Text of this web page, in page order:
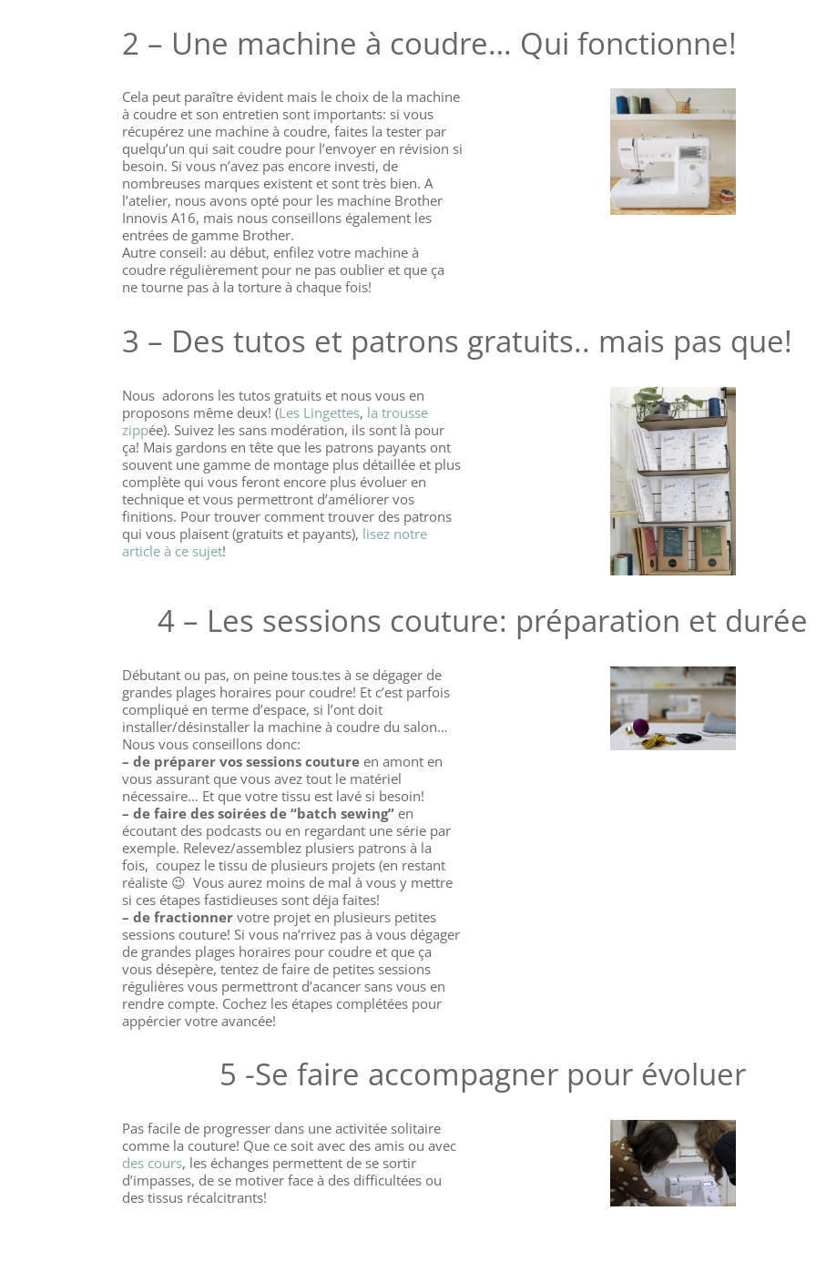
2 – Une machine à coudre… Qui fonctionne!
Cela peut paraître évident mais le choix de la machine
à coudre et son entretien sont importants: si vous
récupérez une machine à coudre, faites la tester par
quelqu’un qui sait coudre pour l’envoyer en révision si
besoin. Si vous n’avez pas encore investi, de
nombreuses marques existent et sont très bien. A
l’atelier, nous avons opté pour les machine Brother
Innovis A16, mais nous conseillons également les
entrées de gamme Brother.
Autre conseil: au début, enfilez votre machine à
coudre régulièrement pour ne pas oublier et que ça
ne tourne pas à la torture à chaque fois!
3 – Des tutos et patrons gratuits.. mais pas que!
Nous adorons les tutos gratuits et nous vous en
proposons même deux! (Les Lingettes, la trousse
zippée). Suivez les sans modération, ils sont là pour
ça! Mais gardons en tête que les patrons payants ont
souvent une gamme de montage plus détaillée et plus
complète qui vous feront encore plus évoluer en
technique et vous permettront d’améliorer vos
finitions. Pour trouver comment trouver des patrons
qui vous plaisent (gratuits et payants), lisez notre
article à ce sujet!
4 – Les sessions couture: préparation et durée
Débutant ou pas, on peine tous.tes à se dégager de
grandes plages horaires pour coudre! Et c’est parfois
compliqué en terme d’espace, si l’ont doit
installer/désinstaller la machine à coudre du salon…
Nous vous conseillons donc:
– de préparer vos sessions couture en amont en
vous assurant que vous avez tout le matériel
nécessaire… Et que votre tissu est lavé si besoin!
– de faire des soirées de “batch sewing” en
écoutant des podcasts ou en regardant une série par
exemple. Relevez/assemblez plusiers patrons à la
fois, coupez le tissu de plusieurs projets (en restant
réaliste 😉 Vous aurez moins de mal à vous y mettre
si ces étapes fastidieuses sont déja faites!
– de fractionner votre projet en plusieurs petites
sessions couture! Si vous na’rrivez pas à vous dégager
de grandes plages horaires pour coudre et que ça
vous désepère, tentez de faire de petites sessions
régulières vous permettront d’acancer sans vous en
rendre compte. Cochez les étapes complétées pour
appércier votre avancée!
5 -Se faire accompagner pour évoluer
Pas facile de progresser dans une activitée solitaire
comme la couture! Que ce soit avec des amis ou avec
des cours, les échanges permettent de se sortir
d’impasses, de se motiver face à des difficultées ou
des tissus récalcitrants!